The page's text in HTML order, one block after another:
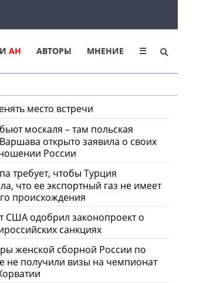
АН АВТОРЫ МНЕНИЕ ☰
место встречи
москаля – там польская
открыто заявила о своих
России
требует, чтобы Турция
что ее экспортный газ не имеет
происхождения
США одобрил законопроект о
санкциях
женской сборной России по
не получили визы на чемпионат